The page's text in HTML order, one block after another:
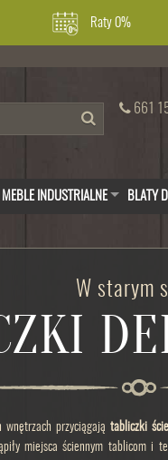
Raty 0%
661
MEBLE INDUSTRIALNE BLATY
W starym
przyciągają tabliczki
miejsca ściennym tablicom i